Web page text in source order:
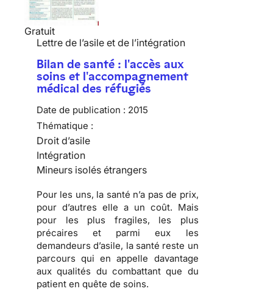
Gratuit
Lettre de l’asile et de l’intégration
Bilan de santé : l'accès aux
soins et l'accompagnement
médical des réfugiés
Date de publication : 2015
Thématique :
Droit d’asile
Intégration
Mineurs isolés étrangers
Pour les uns, la santé n’a pas de prix,
pour d’autres elle a un coût. Mais
pour les plus fragiles, les plus
précaires et parmi eux les
demandeurs d’asile, la santé reste un
parcours qui en appelle davantage
aux qualités du combattant que du
patient en quête de soins.